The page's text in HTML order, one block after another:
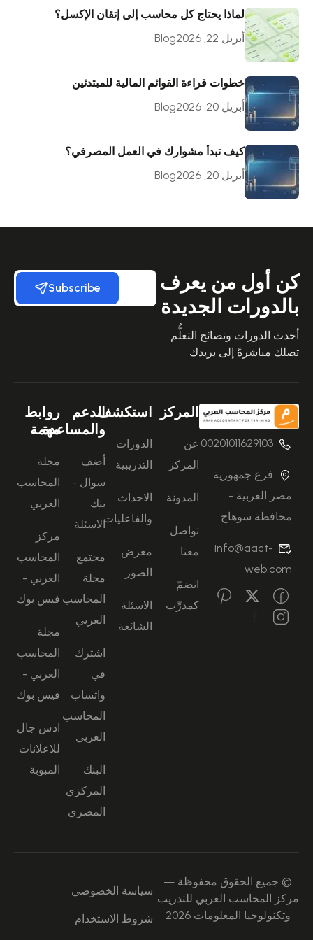
لماذا يحتاج كل محاسب إلى إتقان الإكسل؟
أبريل 22, 2026
Blog
خطوات قراءة القوائم المالية للمبتدئين
أبريل 20, 2026
Blog
كيف تبدأ مشوارك في العمل المصرفي؟
أبريل 20, 2026
Blog
كن أول من يعرف
بالدورات الجديدة
أحدث الدورات ونصائح التعلُّم
تصلك مباشرةً إلى بريدك
Subscribe
00201011629103
فرع جمهورية
مصر العربية -
محافظة سوهاج
info@aact-
web.com
المركز
عن
المركز
المدونة
تواصل
معنا
انضمّ
كمدرِّب
استكشف
الدورات
التدريبية
الاحداث
والفاعليات
معرض
الصور
الاسئلة
الشائعة
الدعم
والمساعدة
أضف
سوال -
بنك
الاسئلة
مجتمع
مجلة
المحاسب
العربي
اشترك
في
واتساب
المحاسب
العربي
البنك
المركزي
المصري
روابط
مهمة
مجلة
المحاسب
العربي
مركز
المحاسب
العربي -
فيس بوك
مجلة
المحاسب
العربي -
فيس بوك
ادس جال
للاعلانات
المبوبة
© جميع الحقوق محفوظة —
مركز المحاسب العربي للتدريب
وتكنولوجيا المعلومات 2026
سياسة الخصوصي
شروط الاستخدام